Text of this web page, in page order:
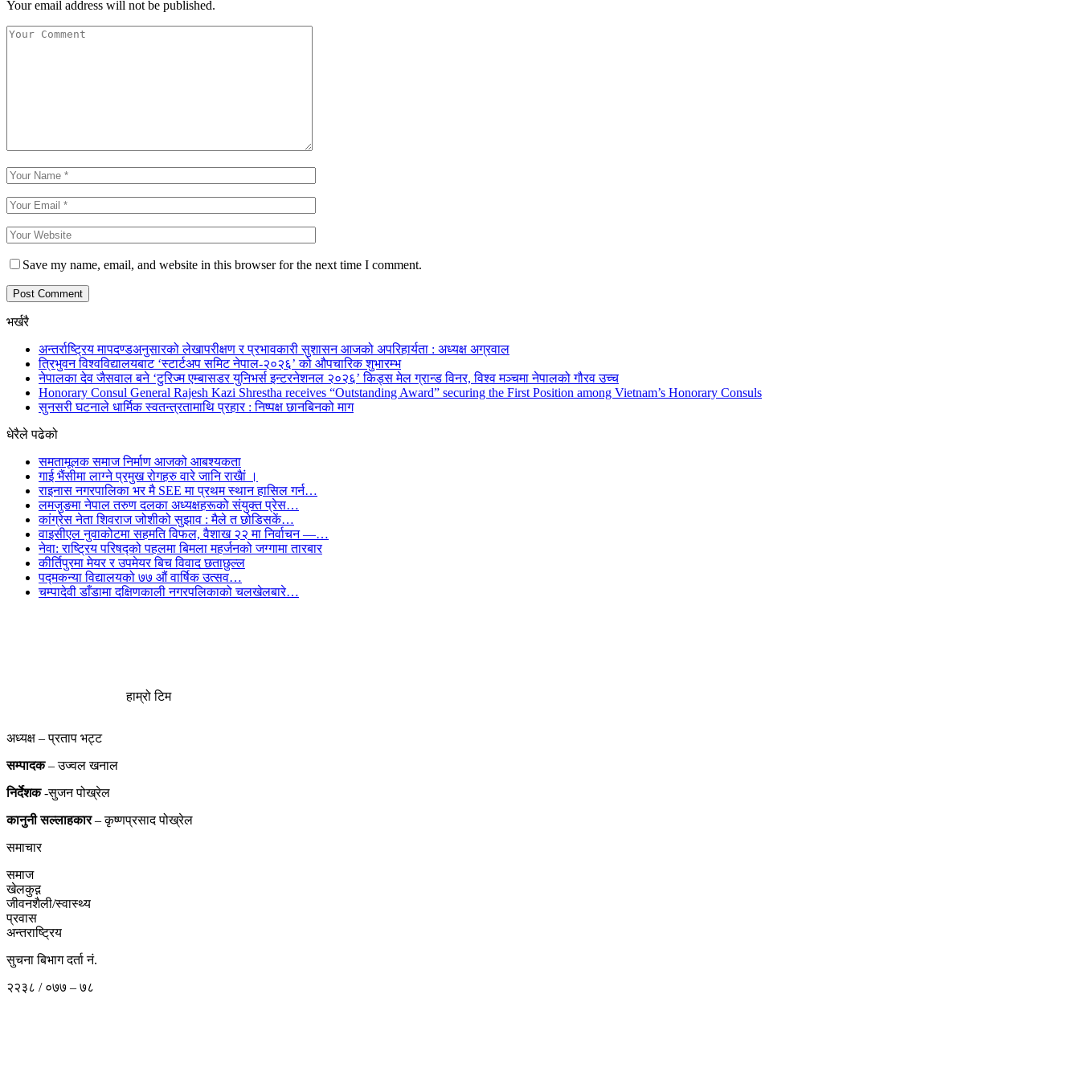
Your email address will not be published.
Save my name, email, and website in this browser for the next time I comment.
भर्खरै
अन्तर्राष्ट्रिय मापदण्डअनुसारको लेखापरीक्षण र प्रभावकारी सुशासन आजको अपरिहार्यता : अध्यक्ष अग्रवाल
त्रिभुवन विश्वविद्यालयबाट ‘स्टार्टअप समिट नेपाल-२०२६’ को औपचारिक शुभारम्भ
नेपालका देव जैसवाल बने ‘टुरिज्म एम्बासडर युनिभर्स इन्टरनेशनल २०२६’ किड्स मेल ग्रान्ड विनर, विश्व मञ्चमा नेपालको गौरव उच्च
Honorary Consul General Rajesh Kazi Shrestha receives “Outstanding Award” securing the First Position among Vietnam’s Honorary Consuls
सुनसरी घटनाले धार्मिक स्वतन्त्रतामाथि प्रहार : निष्पक्ष छानबिनको माग
धेरैले पढेको
समतामूलक समाज निर्माण आजको आबश्यकता
गाई भैंसीमा लाग्ने प्रमुख रोगहरु वारे जानि राखैां ।
राइनास नगरपालिका भर मै SEE मा प्रथम स्थान हासिल गर्न…
लमजुङमा नेपाल तरुण दलका अध्यक्षहरूको संयुक्त प्रेस…
कांग्रेस नेता शिवराज जोशीको सुझाव : मैले त छोडिसकें…
वाइसीएल नुवाकोटमा सहमति विफल, वैशाख २२ मा निर्वाचन —…
नेवा: राष्ट्रिय परिषद्को पहलमा बिमला महर्जनको जग्गामा तारबार
कीर्तिपुरमा मेयर र उपमेयर बिच विवाद छताछुल्ल
पद्मकन्या विद्यालयको ७७ औं ‌‌वार्षिक ‌उत्सव…
चम्पादेवी डाँडामा दक्षिणकाली नगरपलिकाको चलखेलबारे…
हाम्रो टिम
अध्यक्ष – प्रताप भट्ट
सम्पादक– उज्वल खनाल
निर्देशक-सुजन पोख्रेल
कानुनी सल्लाहकार– कृष्णप्रसाद पोख्रेल
समाचार
समाज
खेलकुद़़
जीवनशैली/स्वास्थ्य
प्रवास
अन्तराष्ट्रिय
सुचना बिभाग दर्ता नं.
२२३८ / ०७७ – ७८